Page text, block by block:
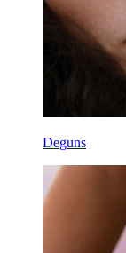
Deguns